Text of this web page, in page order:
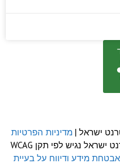
ישראל | מדיניות הפרטיות
| אתר אינטרנט ישראל נגיש לפי תקן WCAG
אבטחת מידע ודיווח על בעיית